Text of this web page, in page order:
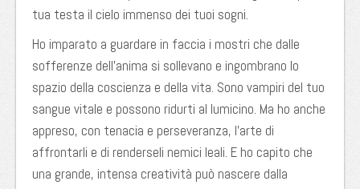
tua testa il cielo immenso dei tuoi sogni.
Ho imparato a guardare in faccia i mostri che dalle
sofferenze dell’anima si sollevano e ingombrano lo
spazio della coscienza e della vita. Sono vampiri del tuo
sangue vitale e possono ridurti al lumicino. Ma ho anche
appreso, con tenacia e perseveranza, l’arte di
affrontarli e di renderseli nemici leali. E ho capito che
una grande, intensa creatività può nascere dalla